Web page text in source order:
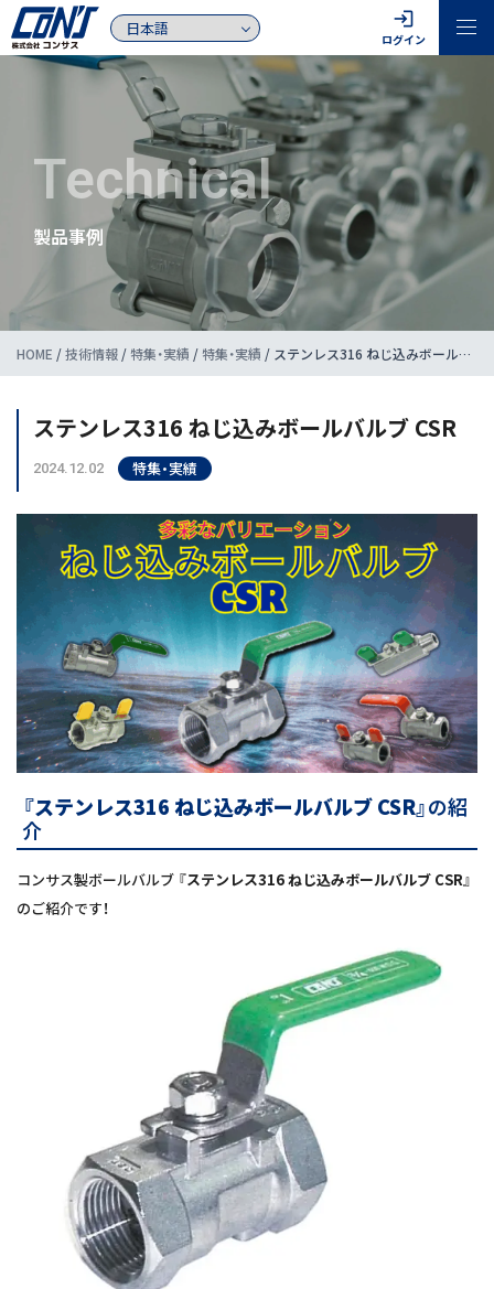
login
ログイン
Technical
製品事例
HOME /技術情報 /特集・実績 /特集・実績 / ステンレス316 ねじ込みボールバルブ CSR
ステンレス316 ねじ込みボールバルブ CSR
2024.12.02 特集・実績
『ステンレス316 ねじ込みボールバルブ CSR』の紹
介
コンサス製ボールバルブ 『ステンレス316 ねじ込みボールバルブ CSR』
のご紹介です！